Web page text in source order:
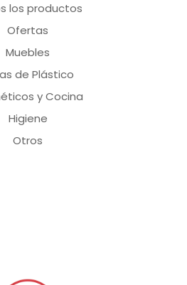
los productos
Ofertas
Muebles
de Plástico
y Cocina
Higiene
Otros